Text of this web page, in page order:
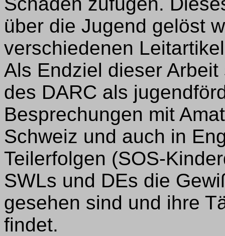
über die Jugend gelöst
verschiedenen
Als Endziel dieser
des DARC als
Besprechungen mit
Schweiz und auch in
Teilerfolgen (SOS-
SWLs und DEs die
gesehen sind und ihre
findet.